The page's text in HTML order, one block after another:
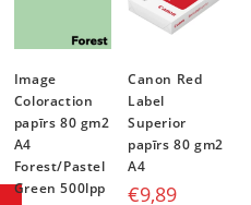
Image
Coloraction
papīrs 80 gm2
A4
Forest/Pastel
Green 500lpp
Canon Red
Label
Superior
papīrs 80 gm2
A4
€9,89